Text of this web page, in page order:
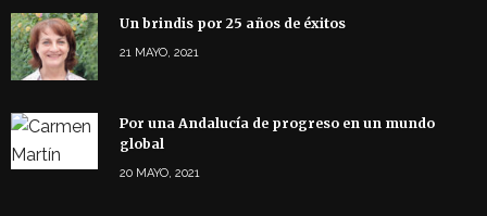
Un brindis por 25 años de éxitos
21 MAYO, 2021
Por una Andalucía de progreso en un mundo
global
20 MAYO, 2021